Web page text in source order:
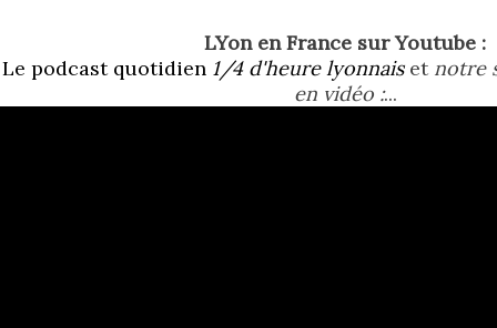
LYon en France sur Youtube :
Le podcast quotidien 1/4 d'heure lyonnais et notre
en vidéo :...